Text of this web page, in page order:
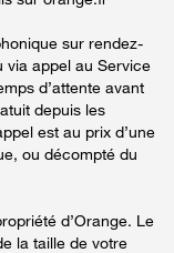
sur rendez-
via appel au Service
d’attente avant
depuis les
est au prix d’une
ou décompté du
d’Orange. Le
la taille de votre